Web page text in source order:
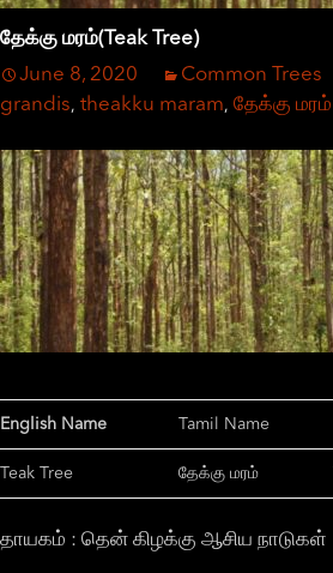
தேக்கு மரம்(Teak Tree)
June 8, 2020
Common Trees
grandis, theakku maram, தேக்கு மரம்
English Name Tamil Name
Teak Tree தேக்கு மரம்
தாயகம் : தென் கிழக்கு ஆசிய நாடுகள்